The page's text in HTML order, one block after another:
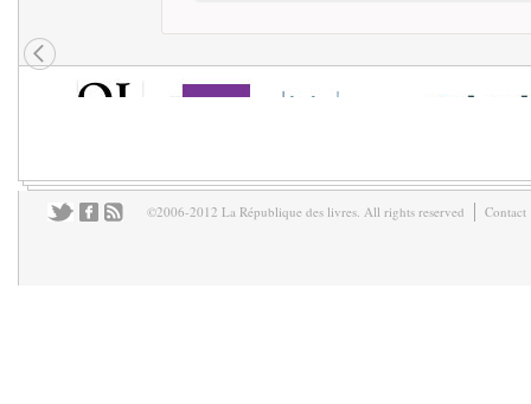
©2006-2012 La République des livres. All rights reserved Contact